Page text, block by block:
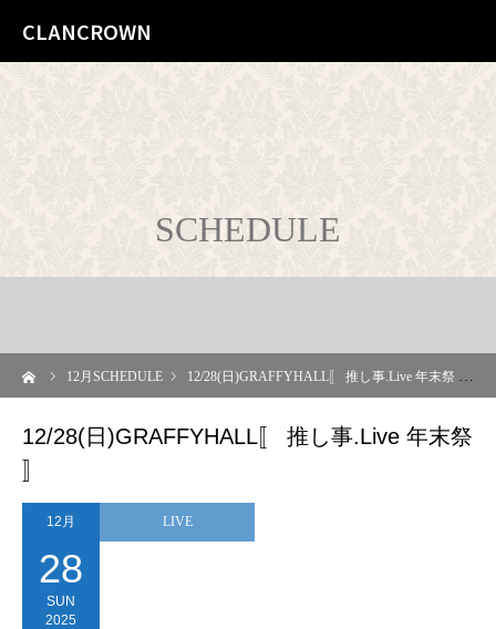
CLANCROWN
SCHEDULE
12月SCHEDULE 12/28(日)GRAFFYHALL〚 推し事.Live 年末祭 〛
12/28(日)GRAFFYHALL〚 推し事.Live 年末祭
12月
28
SUN
2025
LIVE